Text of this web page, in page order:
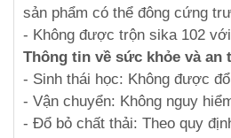
sản phẩm có thể đông cứng
- Không được trộn sika 102
Thông tin về sức khỏe và an
- Sinh thái học: Không được
- Vận chuyển: Không nguy
- Đổ bỏ chất thải: Theo quy